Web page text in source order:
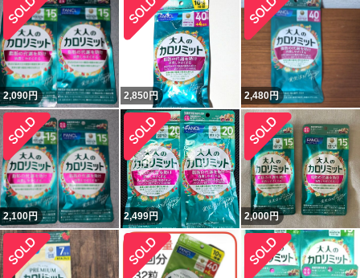
2,090円 2,850 円 2,480円
2,100円 2,499円 2,000円